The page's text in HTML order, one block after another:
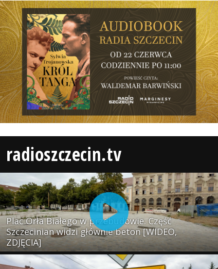
radioszczecin.tv
Plac Orła Białego w przebudowie. Część
Szczecinian widzi głównie beton [WIDEO,
ZDJĘCIA]